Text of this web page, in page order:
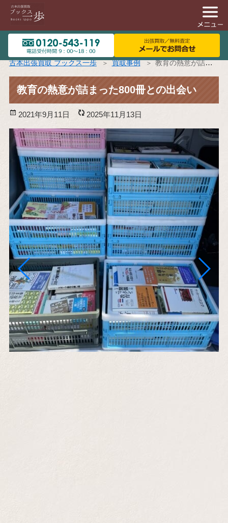
古本出張買取 ブックス一歩 買取事例 教育の熱意が詰まった800冊との出会い
教育の熱意が詰まった800冊との出会い
投
稿
日:
2021年9月11日
更
新
日:
2025年11月13日